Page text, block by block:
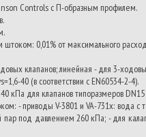
Controls с П-образным профилем.
0,01% от максимального
клапанов; линейная - для 3-
40 (в соответствии с EN60534-2-4).
кПа для клапанов типоразмеров
- приводы V-3801 и VA-731x:
под давлением 260 кПа; - для